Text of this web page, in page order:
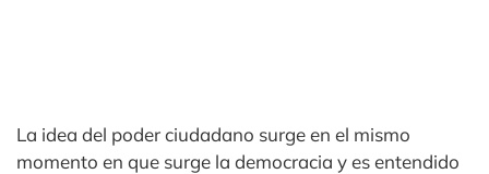
La idea del poder ciudadano surge en el mismo
momento en que surge la democracia y es entendido